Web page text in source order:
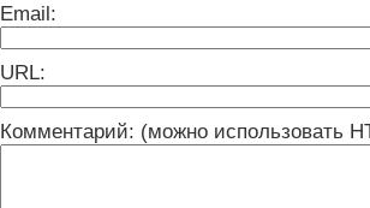
Email:
URL:
Комментарий: (можно использовать